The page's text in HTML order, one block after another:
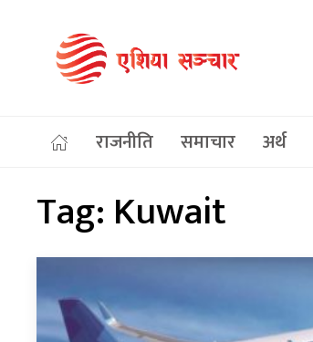
राजनीति समाचार अर्थ
Tag: Kuwait